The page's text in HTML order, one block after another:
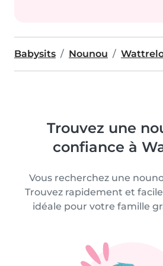
Babysits Nounou
Trouvez une
confiance à
Vous recherchez une
Trouvez rapidement et
idéale pour votre famille